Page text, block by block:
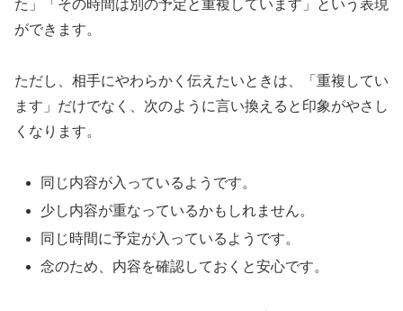
た」「その時間は別の予定と重複しています」という表現
ができます。
ただし、相手にやわらかく伝えたいときは、「重複してい
ます」だけでなく、次のように言い換えると印象がやさし
くなります。
同じ内容が入っているようです。
少し内容が重なっているかもしれません。
同じ時間に予定が入っているようです。
念のため、内容を確認しておくと安心です。